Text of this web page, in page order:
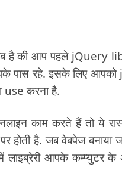
है की आप पहले jQuery
पास रहे. इसके लिए
करना है.
काम करते हैं तो ये
होती है. जब वेबपेज बनाया
में लाइब्रेरी आपके